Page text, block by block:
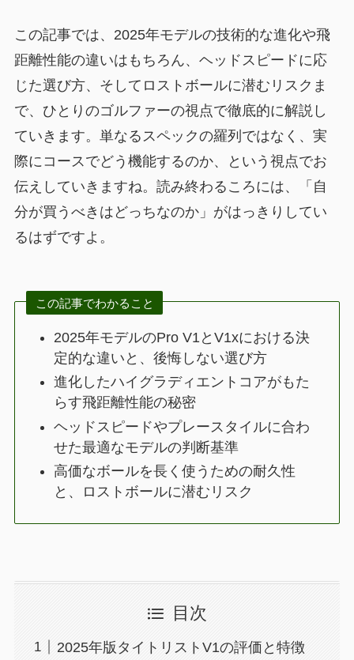
この記事では、2025年モデルの技術的な進化や飛
距離性能の違いはもちろん、ヘッドスピードに応
じた選び方、そしてロストボールに潜むリスクま
で、ひとりのゴルファーの視点で徹底的に解説し
ていきます。単なるスペックの羅列ではなく、実
際にコースでどう機能するのか、という視点でお
伝えしていきますね。読み終わるころには、「自
分が買うべきはどっちなのか」がはっきりしてい
るはずですよ。
この記事でわかること
2025年モデルのPro V1とV1xにおける決
定的な違いと、後悔しない選び方
進化したハイグラディエントコアがもた
らす飛距離性能の秘密
ヘッドスピードやプレースタイルに合わ
せた最適なモデルの判断基準
高価なボールを長く使うための耐久性
と、ロストボールに潜むリスク
目次
2025年版タイトリストV1の評価と特徴